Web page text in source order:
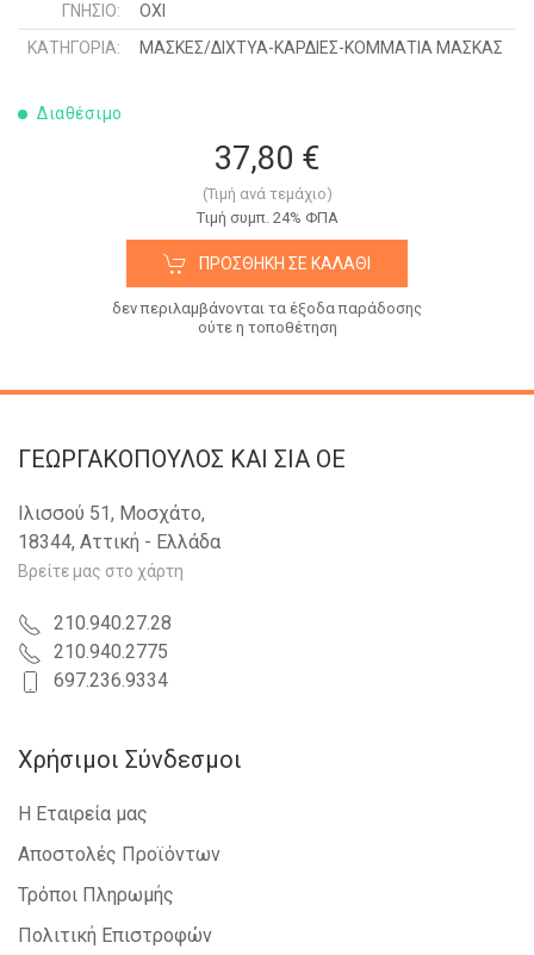
ΓΝΉΣΙΟ:
ΟΧΙ
ΚΑΤΗΓΟΡΊΑ:
ΜΑΣΚΕΣ/ΔΙΧΤΥΑ-ΚΑΡΔΙΕΣ-ΚΟΜΜΑΤΙΑ ΜΑΣΚΑΣ
Διαθέσιμο
37,80 €
(Τιμή ανά τεμάχιο)
Tιμή συμπ. 24% ΦΠΑ
ΠΡΟΣΘΉΚΗ ΣΕ ΚΑΛΆΘΙ
δεν περιλαμβάνονται τα έξοδα παράδοσης
ούτε η τοποθέτηση
ΓΕΩΡΓΑΚΟΠΟΥΛΟΣ KAI ΣΙΑ OE
Ιλισσού 51, Μοσχάτο,
18344, Αττική - Ελλάδα
Βρείτε μας στο χάρτη
210.940.27.28
210.940.2775
697.236.9334
Χρήσιμοι Σύνδεσμοι
Η Εταιρεία μας
Αποστολές Προϊόντων
Τρόποι Πληρωμής
Πολιτική Επιστροφών